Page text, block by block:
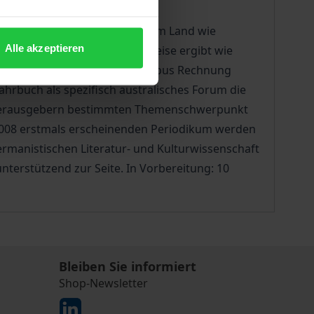
Alle akzeptieren
– insbesondere in einem Land wie
nicht in gleicher Weise ergibt wie
Kulturwissenschaft Limbus Rechnung
als spezifisch australisches Forum die
bestimmten Themenschwerpunkt
erstmals erscheinenden Periodikum werden
Literatur- und Kulturwissenschaft
zur Seite. In Vorbereitung: 10
Bleiben Sie informiert
Shop-Newsletter